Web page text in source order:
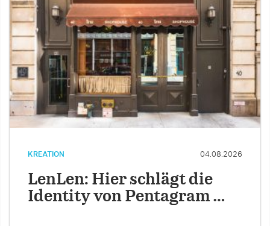
KREATION 04.08.2026
LenLen: Hier schlägt die
Identity von Pentagram …